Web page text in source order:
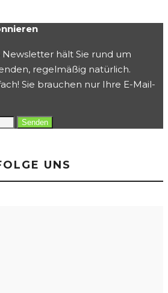
Newsletter hält Sie rund um
regelmäßig natürlich.
Sie brauchen nur Ihre E-Mail-
UNS